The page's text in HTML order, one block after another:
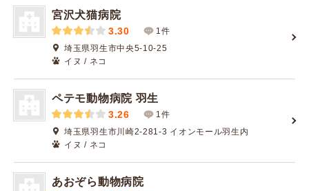
宮沢犬猫病院
3.30
1件
埼玉県羽生市中央5-10-25
イヌ / ネコ
ペテモ動物病院 羽生
3.26
1件
埼玉県羽生市川崎2-281-3 イオンモール羽生内
イヌ / ネコ
あおぞら動物病院